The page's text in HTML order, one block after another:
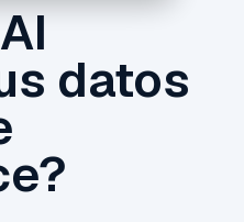
datos